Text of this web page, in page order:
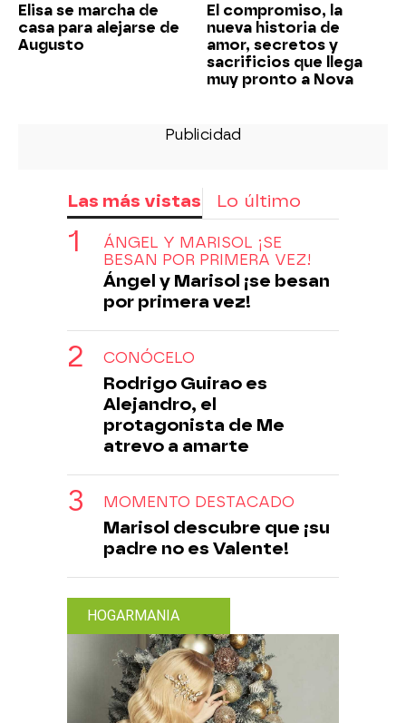
Elisa se marcha de
casa para alejarse de
Augusto
El compromiso, la
nueva historia de
amor, secretos y
sacrificios que llega
muy pronto a Nova
Las más vistas Lo último
ÁNGEL Y MARISOL ¡SE
BESAN POR PRIMERA VEZ!
Ángel y Marisol ¡se besan
por primera vez!
CONÓCELO
Rodrigo Guirao es
Alejandro, el
protagonista de Me
atrevo a amarte
MOMENTO DESTACADO
Marisol descubre que ¡su
padre no es Valente!
HOGARMANIA